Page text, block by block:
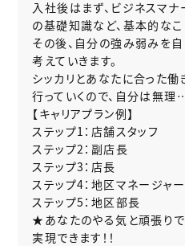
入社後はまず、ビジネスマ
の基礎知識など、基本的なこ
その後、自分の強み弱みを
考えていきます。
シッカリとあなたに合った
行っていくので、自分は無理
【キャリアプラン例】
ステップ1：店舗スタッフ
ステップ2：副店長
ステップ3：店長
ステップ4：地区マネージャー
ステップ5：地区部長
★あなたのやる気と頑張り
実現できます！！